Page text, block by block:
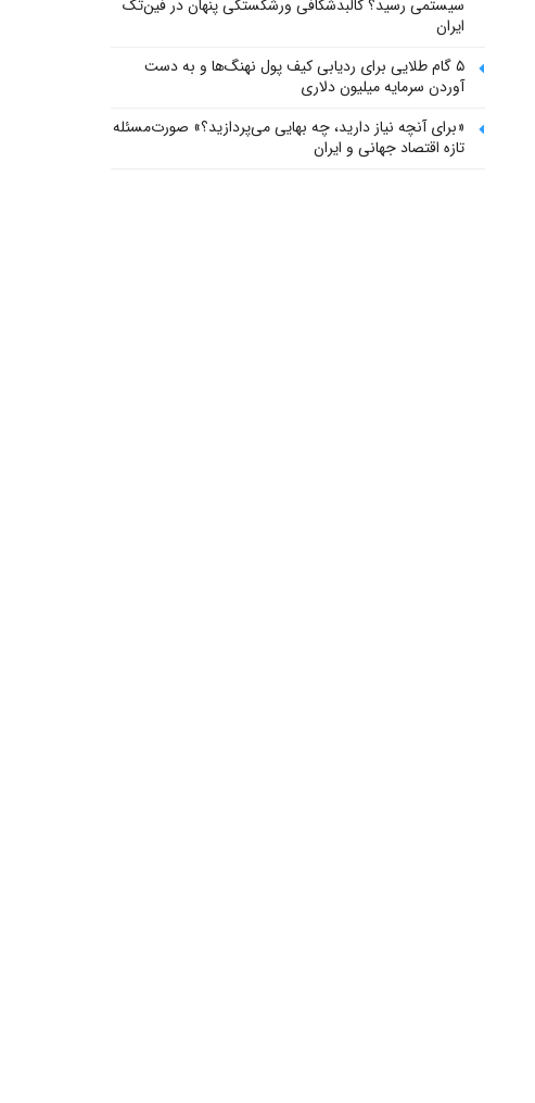
سیستمی رسید؟ کالبدشکافی ورشکستگی پنهان در فین‌تک
ایران
۵ گام طلایی برای ردیابی کیف پول‌ نهنگ‌ها و به دست
آوردن سرمایه میلیون دلاری
«برای آنچه نیاز دارید، چه بهایی می‌پردازید؟» صورت‌مسئله
تازه اقتصاد جهانی و ایران